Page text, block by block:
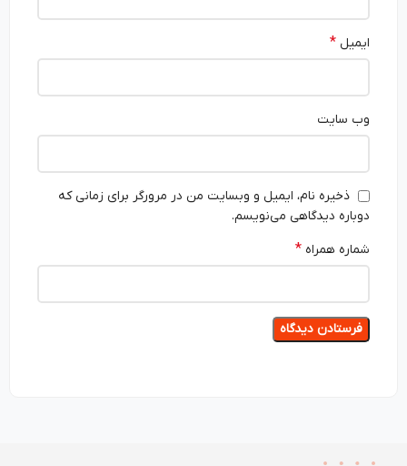
ایمیل*
وب‌ سایت
ذخیره نام، ایمیل و وبسایت من در مرورگر برای زمانی که
دوباره دیدگاهی می‌نویسم.
شماره همراه*